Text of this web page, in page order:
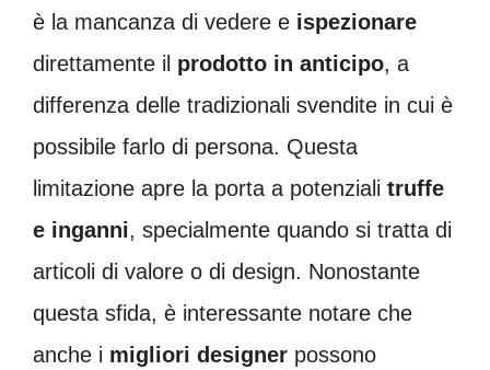
è la mancanza di vedere e ispezionare
direttamente il prodotto in anticipo, a
differenza delle tradizionali svendite in cui è
possibile farlo di persona. Questa
limitazione apre la porta a potenziali truffe
e inganni, specialmente quando si tratta di
articoli di valore o di design. Nonostante
questa sfida, è interessante notare che
anche i migliori designer possono